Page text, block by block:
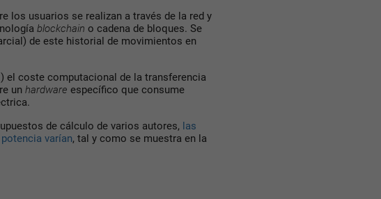
los usuarios se realizan a través de la red y
blockchain o cadena de bloques. Se
de este historial de movimientos en
el coste computacional de la transferencia
un hardware específico que consume
de cálculo de varios autores, las
varían, tal y como se muestra en la